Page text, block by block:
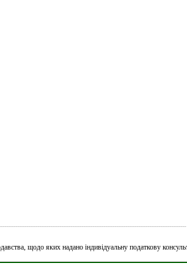
щодо яких надано індивідуальну податкову